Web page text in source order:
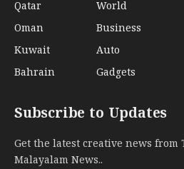
Qatar
Oman
Kuwait
Bahrain
World
Business
Auto
Gadgets
Subscribe to Updates
Get the latest creative news from
Malayalam News..